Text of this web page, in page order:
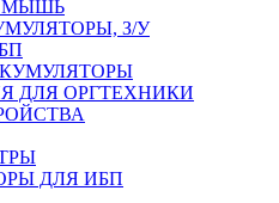
МЫШЬ
З/У
ДЛЯ ОРГТЕХНИКИ
ДЛЯ ИБП